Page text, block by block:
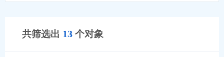
市退役军人事务局
共筛选出 13 个对象